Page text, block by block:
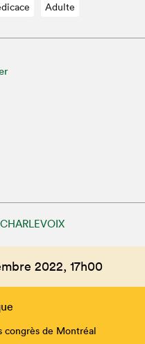
Adulte
CHARLEVOIX
2022, 17h00
congrès de Montréal